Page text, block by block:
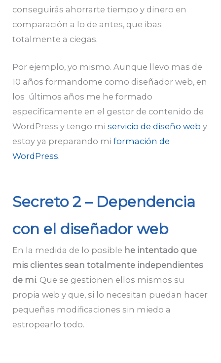
conseguirás ahorrarte tiempo y dinero en
comparación a lo de antes, que ibas
totalmente a ciegas.
Por ejemplo, yo mismo. Aunque llevo mas de
10 años formandome como diseñador web, en
los últimos años me he formado
específicamente en el gestor de contenido de
WordPress y tengo miservicio de diseño web y
estoy ya preparando miformación de
WordPress.
Secreto 2 – Dependencia
con el diseñador web
En la medida de lo posible he intentado que
mis clientes sean totalmente independientes
de mi. Que se gestionen ellos mismos su
propia web y que, si lo necesitan puedan hacer
pequeñas modificaciones sin miedo a
estropearlo todo.